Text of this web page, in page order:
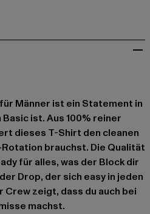
für Männer ist ein Statement in
ist. Aus 100% reiner
dieses T-Shirt den cleanen
brauchst. Die Qualität
für alles, was der Block dir
Drop, der sich easy in jeden
zeigt, dass du auch bei
machst.